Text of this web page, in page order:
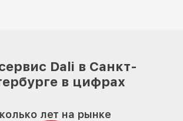
Dali в Санкт-
в цифрах
лет на рынке